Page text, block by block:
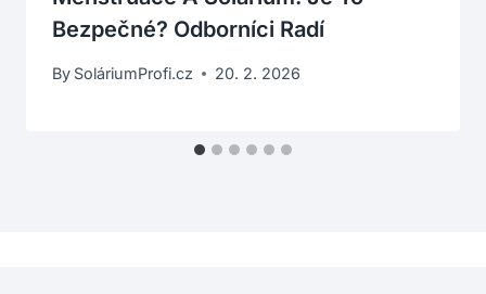
Bezpečné? Odborníci Radí
By SoláriumProfi.cz 20. 2. 2026